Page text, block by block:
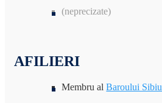
(neprecizate)
AFILIERI
Membru alBaroului Sibiu